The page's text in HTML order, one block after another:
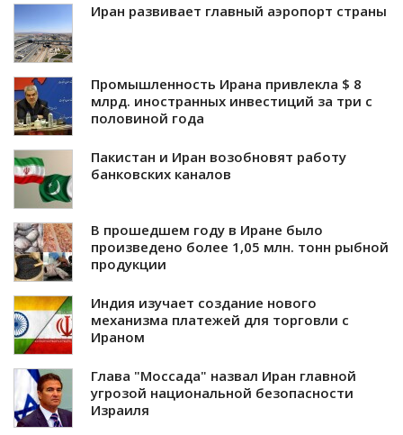
Иран развивает главный аэропорт страны
Промышленность Ирана привлекла $ 8
млрд. иностранных инвестиций за три с
половиной года
Пакистан и Иран возобновят работу
банковских каналов
В прошедшем году в Иране было
произведено более 1,05 млн. тонн рыбной
продукции
Индия изучает создание нового
механизма платежей для торговли с
Ираном
Глава "Моссада" назвал Иран главной
угрозой национальной безопасности
Израиля